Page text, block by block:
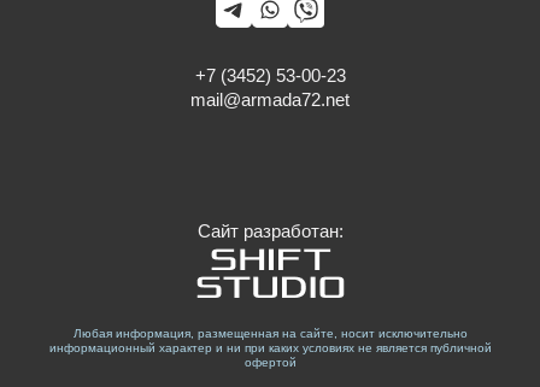
+7 (3452) 53-00-23
mail@armada72.net
Любая информация, размещенная на сайте, носит исключительно
информационный характер и ни при каких условиях не является публичной
офертой
Сайт разработан: